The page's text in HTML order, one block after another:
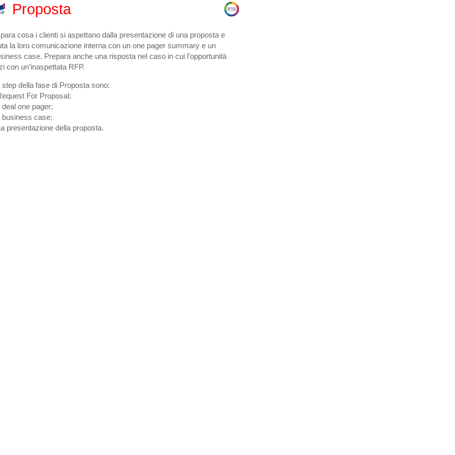
Proposta
cosa i clienti si aspettano dalla presentazione di una proposta e
la loro comunicazione interna con un one pager summary e un
case. Prepara anche una risposta nel caso in cui l’opportunità
con un’inaspettata RFP.
step della fase di Proposta sono:
For Proposal;
deal one pager;
business case;
presentazione della proposta.